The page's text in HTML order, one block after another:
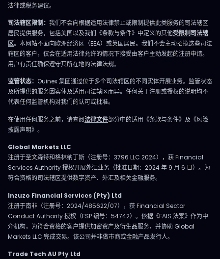
法律或税务建议。
司法辖区限制： 我们不会向根据适用法律禁止或限制提供此类服务的司法辖区
居民提供服务，包括美国以及我们《条款与条件》中定义的其他受限制司法辖
区。本网站不面向欧洲经济区（EEA）或英国居民。我们不会主动招揽这些司法
辖区的客户，仅会在适用法律允许的情况下接受由客户主动发起的注册申请。
用户有责任确保遵守其所在地的法律法规。
监管状态： Ouinex 集团通过位于多个司法辖区的不同实体开展业务。监管状态
及所提供的服务因实体及适用司法辖区而异。任何关于注册或授权的说明均不
代表任何监管机构对我们的认可或批准。
在使用任何服务之前，请查阅法律文件部分中的适用《条款与条件》及《风险
披露声明》。
Global Markets LLC
注册于圣文森特和格林纳丁斯（注册号：3796 LLC 2024），获 Financial
Services Authority 授权开展外汇业务（批准日期：2024 年 9 月 6 日）。为
符合资格的司法辖区提供数字资产、外汇及相关金融服务。
Inzuzo Financial Services (Pty) Ltd
注册于南非（注册号：2024/485622/07），获 Financial Sector
Conduct Authority 授权（FSP 编号：54742）。依据《FAIS 法案》作为中
介机构，为符合资格的客户提供加密资产及衍生品服务，并协助 Global
Markets LLC 完成交易。该公司并非做市商或金融产品发行人。
Trade Tech AU Pty Ltd